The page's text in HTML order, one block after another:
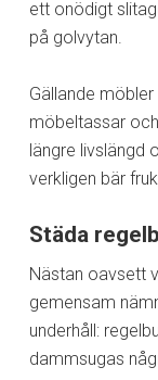
ett onödigt
på golvytan.
Gällande
möbeltassar
längre livslängd
verkligen bär
Städa
Nästan oavsett
gemensam
underhåll:
dammsugas